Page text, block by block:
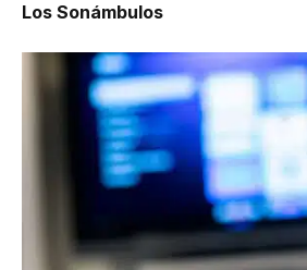
Los Sonámbulos